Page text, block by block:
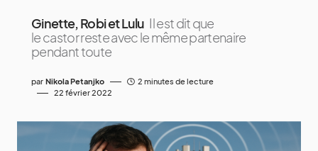
Ginette, Robi et Lulu Il est dit que
le castor reste avec le même partenaire
pendant toute
par Nikola Petanjko
2 minutes de lecture
22 février 2022